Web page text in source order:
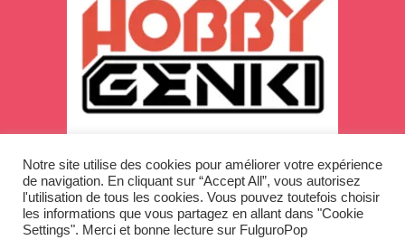
Notre site utilise des cookies pour améliorer votre expérience
de navigation. En cliquant sur “Accept All”, vous autorisez
l'utilisation de tous les cookies. Vous pouvez toutefois choisir
les informations que vous partagez en allant dans "Cookie
Settings". Merci et bonne lecture sur FulguroPop